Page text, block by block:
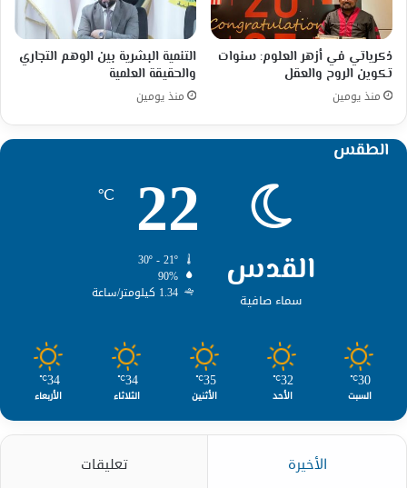
ذكرياتي في أزهر العلوم: سنوات
تكوين الروح والعقل
منذ يومين
التنمية البشرية بين الوهم التجاري
والحقيقة العلمية
منذ يومين
الطقس
القدس
سماء صافية
22
℃
90%
1.34 كيلومتر/ساعة
30
℃
السبت
32
℃
الأحد
35
℃
الأثنين
34
℃
الثلاثاء
34
℃
الأربعاء
الأخيرة تعليقات